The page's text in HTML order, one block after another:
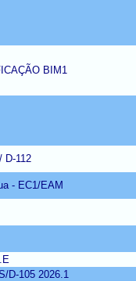
BIM1
D-112
- EC1/EAM
D-105 2026.1